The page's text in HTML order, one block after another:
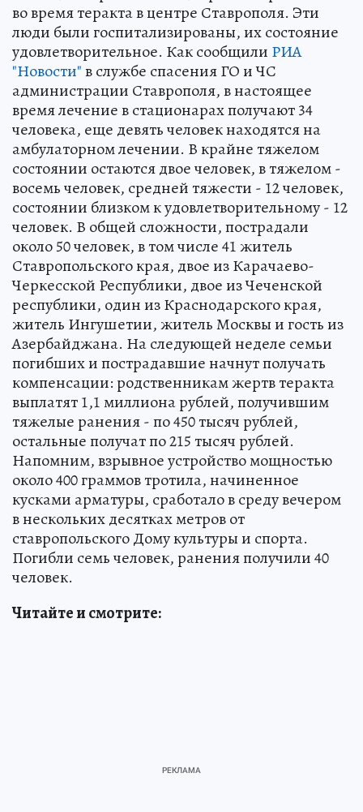
во время теракта в центре Ставрополя. Эти
люди были госпитализированы, их состояние
удовлетворительное. Как сообщили РИА
"Новости"в службе спасения ГО и ЧС
администрации Ставрополя, в настоящее
время лечение в стационарах получают 34
человека, еще девять человек находятся на
амбулаторном лечении. В крайне тяжелом
состоянии остаются двое человек, в тяжелом -
восемь человек, средней тяжести - 12 человек,
состоянии близком к удовлетворительному - 12
человек. В общей сложности, пострадали
около 50 человек, в том числе 41 житель
Ставропольского края, двое из Карачаево-
Черкесской Республики, двое из Чеченской
республики, один из Краснодарского края,
житель Ингушетии, житель Москвы и гость из
Азербайджана. На следующей неделе семьи
погибших и пострадавшие начнут получать
компенсации: родственникам жертв теракта
выплатят 1,1 миллиона рублей, получившим
тяжелые ранения - по 450 тысяч рублей,
остальные получат по 215 тысяч рублей.
Напомним, взрывное устройство мощностью
около 400 граммов тротила, начиненное
кусками арматуры, сработало в среду вечером
в нескольких десятках метров от
ставропольского Дому культуры и спорта.
Погибли семь человек, ранения получили 40
человек.
Читайте и смотрите: